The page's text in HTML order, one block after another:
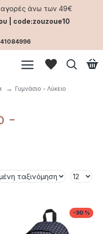
άνω των 49€
| code:zouzoue10
Γυμνάσιο - Λύκειο
-
-30 %